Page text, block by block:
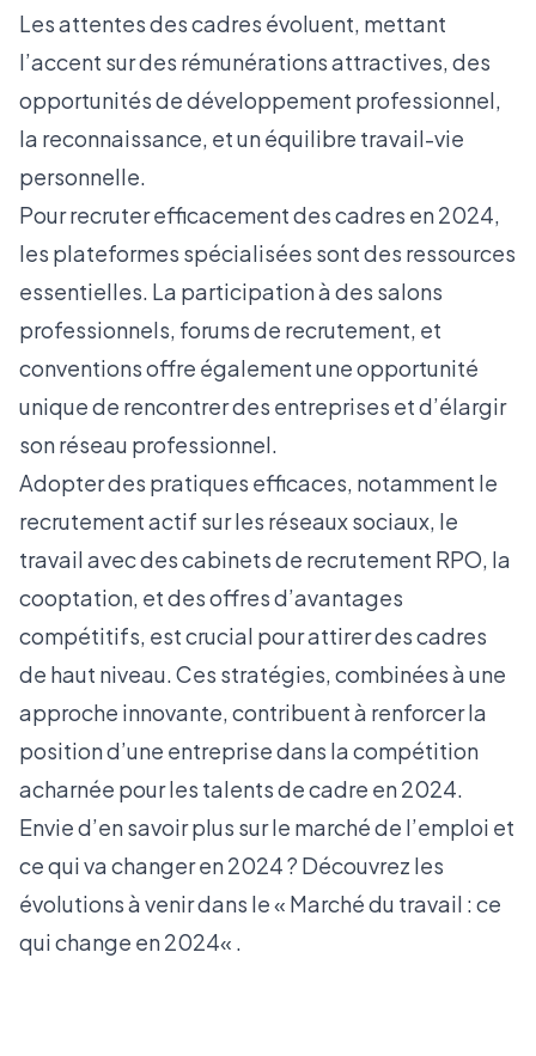
Les attentes des cadres évoluent, mettant
l’accent sur des rémunérations attractives, des
opportunités de développement professionnel,
la reconnaissance, et un équilibre travail-vie
personnelle.
Pour recruter efficacement des cadres en 2024,
les plateformes spécialisées sont des ressources
essentielles. La participation à des salons
professionnels, forums de recrutement, et
conventions offre également une opportunité
unique de rencontrer des entreprises et d’élargir
son réseau professionnel.
Adopter des pratiques efficaces, notamment le
recrutement actif sur les réseaux sociaux, le
travail avec des cabinets de recrutement RPO, la
cooptation, et des offres d’avantages
compétitifs, est crucial pour attirer des cadres
de haut niveau. Ces stratégies, combinées à une
approche innovante, contribuent à renforcer la
position d’une entreprise dans la compétition
acharnée pour les talents de cadre en 2024.
Envie d’en savoir plus sur le marché de l’emploi et
ce qui va changer en 2024 ? Découvrez les
évolutions à venir dans le « Marché du travail : ce
qui change en 2024« .